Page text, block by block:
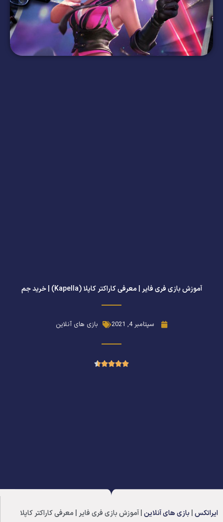
آموزش بازی فری فایر | معرفی کاراکتر کاپلا (Kapella) | خرید جم
سپتامبر 4, 2021 بازی های آنلاین




امتیاز
ایراتکس بازی های آنلاین آموزش بازی فری فایر | معرفی کاراکتر کاپلا